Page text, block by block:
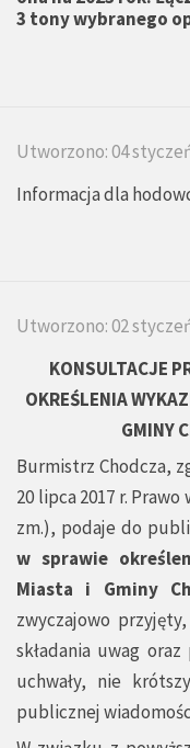
3 tony wybranego
Utworzono: 04
Informacja dla
Utworzono: 02
KONSULTACJE
OKREŚLENIA
GMINY
Burmistrz Chodcza,
20 lipca 2017 r. Prawo
zm.), podaje do
w sprawie
Miasta i Gminy
zwyczajowo
składania uwag
uchwały, nie
publicznej